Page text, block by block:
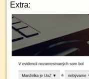
Extra: